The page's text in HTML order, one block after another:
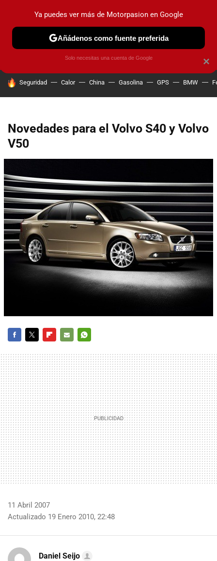
PRUEBAS COCHES ELÉCTRICOS OBSERVATORIO
HOY SE HABLA DE
Seguridad Calor China Gasolina GPS BMW
Novedades para el Volvo S40 y Volvo
V50
MAIL
11 Abril 2007
Actualizado 19 Enero 2010, 22:48
Daniel Seijo
×
Ya puedes ver más de Motorpasion en Google
Añádenos como fuente preferida
Solo necesitas una cuenta de Google